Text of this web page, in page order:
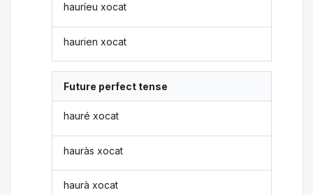
hauríeu xocat
haurien xocat
Future perfect tense
hauré xocat
hauràs xocat
haurà xocat